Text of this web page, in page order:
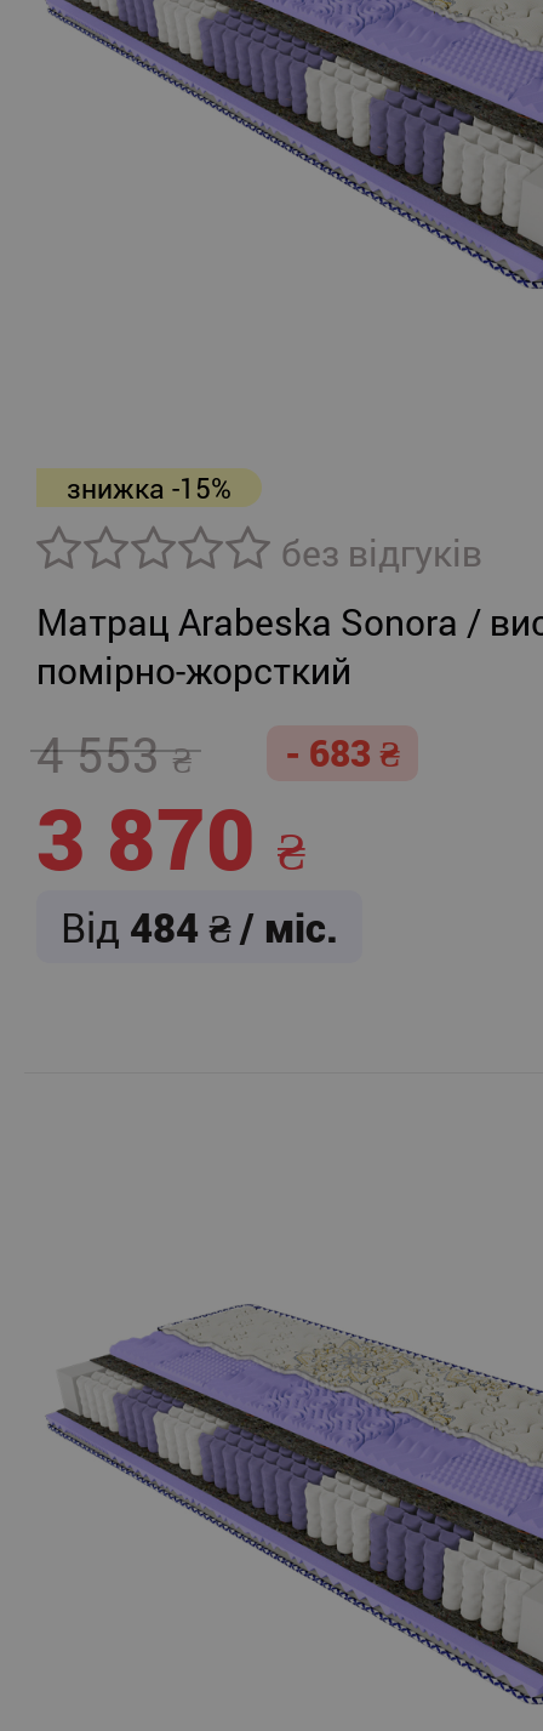
знижка -15%
без відгуків
Матрац Arabeska Sonora /
помірно-жорсткий
4 553 - 683
3 870
Від 484 / міс.